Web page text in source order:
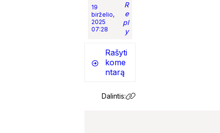
19
birželio,
2025
07:28
R
e
pl
y
Rašyti
kome
ntarą
Dalintis: